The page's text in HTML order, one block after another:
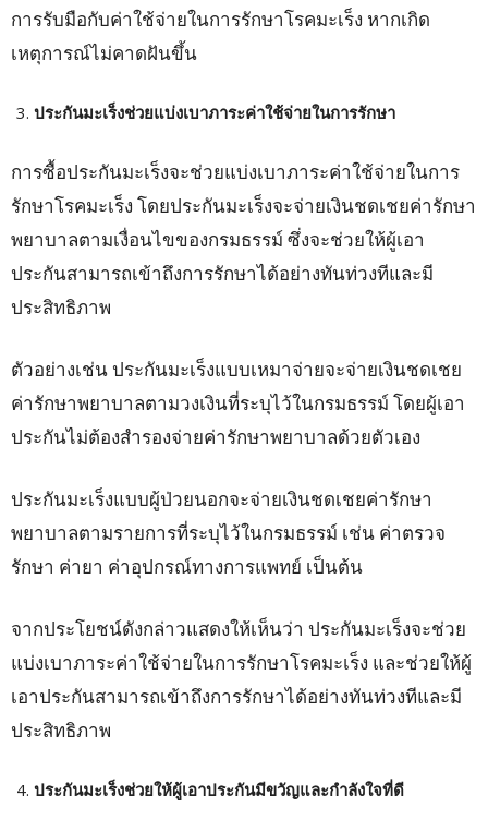
การรับมือกับค่าใช้จ่ายในการรักษาโรคมะเร็ง หากเกิด
เหตุการณ์ไม่คาดฝันขึ้น
ประกันมะเร็งช่วยแบ่งเบาภาระค่าใช้จ่ายในการรักษา
การซื้อประกันมะเร็งจะช่วยแบ่งเบาภาระค่าใช้จ่ายในการ
รักษาโรคมะเร็ง โดยประกันมะเร็งจะจ่ายเงินชดเชยค่ารักษา
พยาบาลตามเงื่อนไขของกรมธรรม์ ซึ่งจะช่วยให้ผู้เอา
ประกันสามารถเข้าถึงการรักษาได้อย่างทันท่วงทีและมี
ประสิทธิภาพ
ตัวอย่างเช่น ประกันมะเร็งแบบเหมาจ่ายจะจ่ายเงินชดเชย
ค่ารักษาพยาบาลตามวงเงินที่ระบุไว้ในกรมธรรม์ โดยผู้เอา
ประกันไม่ต้องสำรองจ่ายค่ารักษาพยาบาลด้วยตัวเอง
ประกันมะเร็งแบบผู้ป่วยนอกจะจ่ายเงินชดเชยค่ารักษา
พยาบาลตามรายการที่ระบุไว้ในกรมธรรม์ เช่น ค่าตรวจ
รักษา ค่ายา ค่าอุปกรณ์ทางการแพทย์ เป็นต้น
จากประโยชน์ดังกล่าวแสดงให้เห็นว่า ประกันมะเร็งจะช่วย
แบ่งเบาภาระค่าใช้จ่ายในการรักษาโรคมะเร็ง และช่วยให้ผู้
เอาประกันสามารถเข้าถึงการรักษาได้อย่างทันท่วงทีและมี
ประสิทธิภาพ
ประกันมะเร็งช่วยให้ผู้เอาประกันมีขวัญและกำลังใจที่ดี